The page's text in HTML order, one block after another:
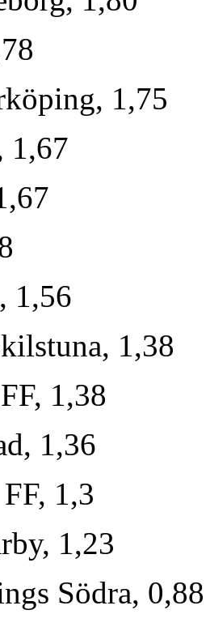
1,75
1,67
1,56
1,38
1,38
1,36
1,3
1,23
Södra,